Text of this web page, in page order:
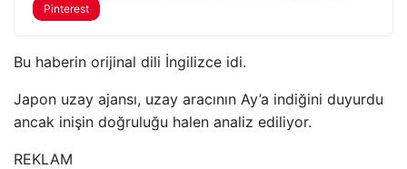
Pinterest
Bu haberin orijinal dili İngilizce idi.
Japon uzay ajansı, uzay aracının Ay’a indiğini duyurdu
ancak inişin doğruluğu halen analiz ediliyor.
REKLAM